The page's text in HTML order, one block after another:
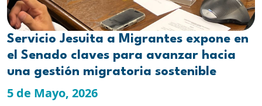
Servicio Jesuita a Migrantes expone en
el Senado claves para avanzar hacia
una gestión migratoria sostenible
5 de Mayo, 2026